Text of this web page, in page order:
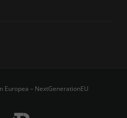
Europea – NextGenerationEU